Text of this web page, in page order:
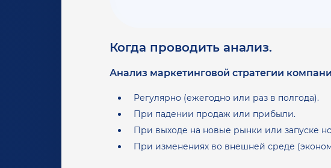
Когда проводить анализ.
Анализ маркетинговой стратегии
Регулярно (ежегодно или раз в полгода).
При падении продаж или прибыли.
При выходе на новые рынки или запуске
При изменениях во внешней среде